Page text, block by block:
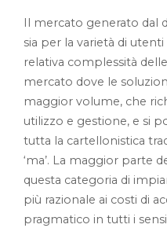
Il mercato generato dal
sia per la varietà di
relativa complessità
mercato dove le
maggior volume, che
utilizzo e gestione, e si
tutta la cartellonistica
‘ma’. La maggior parte
questa categoria di
più razionale ai costi di
pragmatico in tutti i